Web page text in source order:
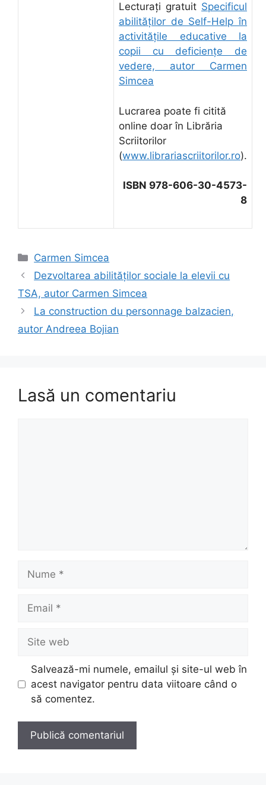
Lecturați gratuit Specificul
abilităţilor de Self-Help în
activităţile educative la
copii cu deficienţe de
vedere, autor Carmen
Simcea
Lucrarea poate fi citită
online doar în Librăria
Scriitorilor
(www.librariascriitorilor.ro).
ISBN 978-606-30-4573-
8
Categorii
Carmen Simcea
Dezvoltarea abilităților sociale la elevii cu
TSA, autor Carmen Simcea
La construction du personnage balzacien,
autor Andreea Bojian
Lasă un comentariu
web
Salvează-mi numele, emailul și site-ul web în
acest navigator pentru data viitoare când o
să comentez.